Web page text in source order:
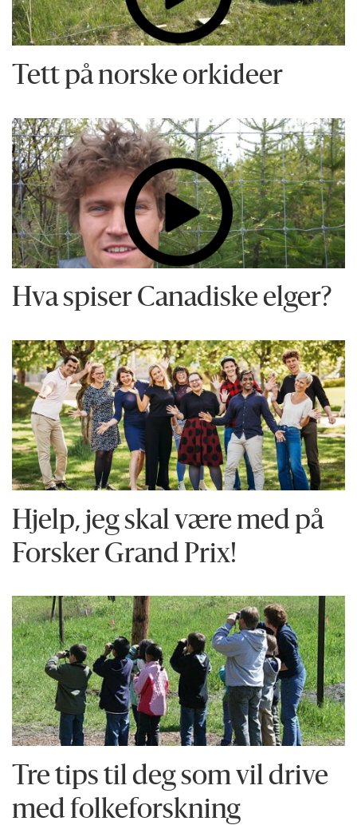
Tett på norske orkideer
Hva spiser Canadiske elger?
Hjelp, jeg skal være med på
Forsker Grand Prix!
Tre tips til deg som vil drive
med folkeforskning